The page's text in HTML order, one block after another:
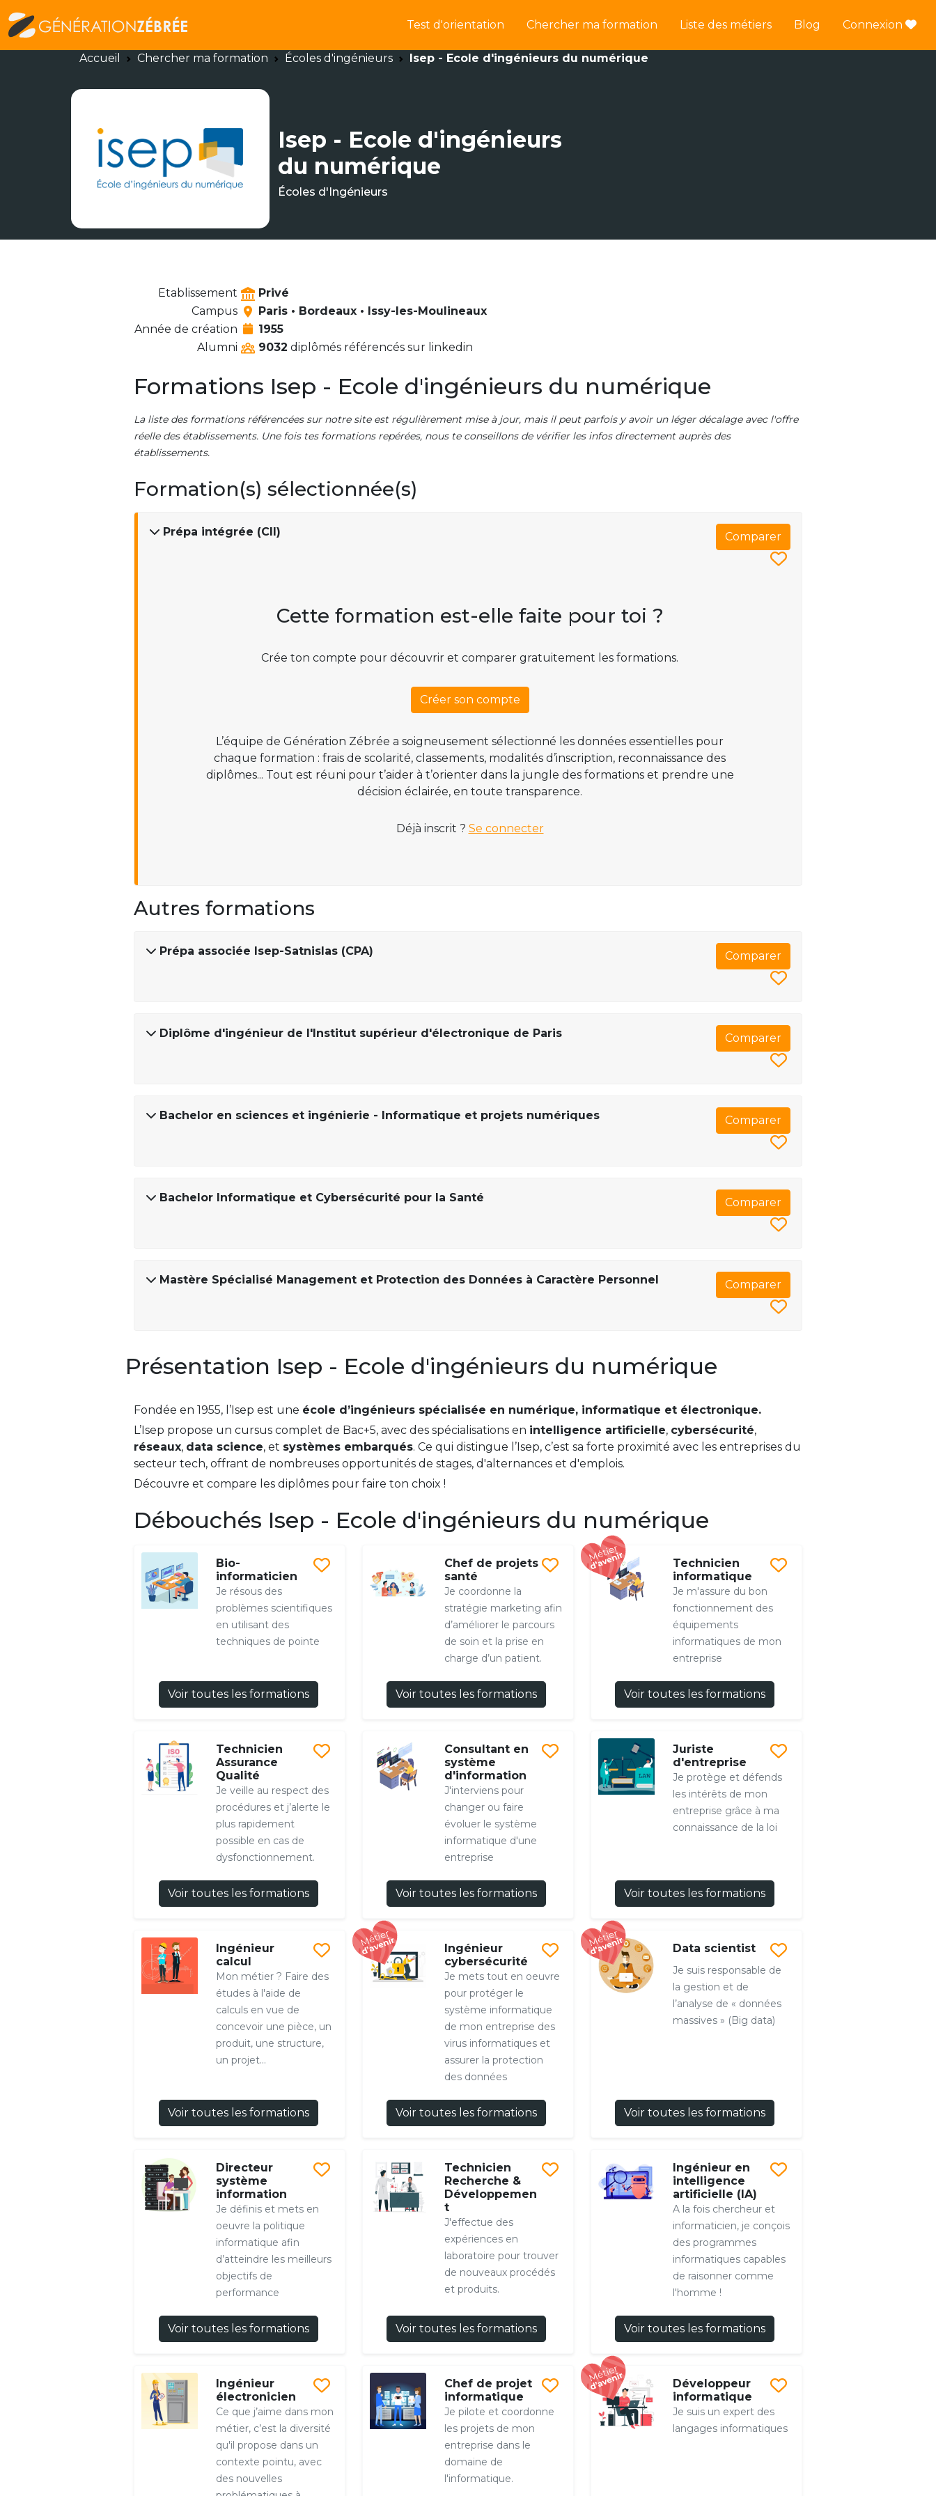
Test d'orientation Chercher ma formation Liste des métiers Blog Connexion
Accueil Chercher ma formation Écoles d'ingénieurs Isep - Ecole d'ingénieurs du numérique
Isep - Ecole d'ingénieurs
du numérique
Écoles d'Ingénieurs
Etablissement
Privé
Campus
Paris • Bordeaux • Issy-les-Moulineaux
Année de création
1955
Alumni
9032 diplômés référencés sur linkedin
Formations Isep - Ecole d'ingénieurs du numérique
La liste des formations référencées sur notre site est régulièrement mise à jour, mais il peut parfois y avoir un léger décalage avec l'offre
réelle des établissements. Une fois tes formations repérées, nous te conseillons de vérifier les infos directement auprès des
établissements.
Formation(s) sélectionnée(s)
Prépa intégrée (CII) Comparer
Cette formation est-elle faite pour toi ?
Crée ton compte pour découvrir et comparer gratuitement les formations.
Créer son compte
L’équipe de Génération Zébrée a soigneusement sélectionné les données essentielles pour
chaque formation : frais de scolarité, classements, modalités d’inscription, reconnaissance des
diplômes... Tout est réuni pour t’aider à t’orienter dans la jungle des formations et prendre une
décision éclairée, en toute transparence.
Déjà inscrit ? Se connecter
Autres formations
Prépa associée Isep-Satnislas (CPA) Comparer
Diplôme d'ingénieur de l'Institut supérieur d'électronique de Paris Comparer
Bachelor en sciences et ingénierie - Informatique et projets numériques Comparer
Bachelor Informatique et Cybersécurité pour la Santé Comparer
Mastère Spécialisé Management et Protection des Données à Caractère Personnel Comparer
Présentation Isep - Ecole d'ingénieurs du numérique
Fondée en 1955, l’Isep est une école d’ingénieurs spécialisée en numérique, informatique et électronique.
L’Isep propose un cursus complet de Bac+5, avec des spécialisations en intelligence artificielle, cybersécurité,
réseaux, data science, et systèmes embarqués. Ce qui distingue l’Isep, c’est sa forte proximité avec les entreprises du
secteur tech, offrant de nombreuses opportunités de stages, d'alternances et d'emplois.
Découvre et compare les diplômes pour faire ton choix !
Débouchés Isep - Ecole d'ingénieurs du numérique
Bio-
informaticien
Je résous des
problèmes scientifiques
en utilisant des
techniques de pointe
Voir toutes les formations
Chef de projets
santé
Je coordonne la
stratégie marketing afin
d’améliorer le parcours
de soin et la prise en
charge d’un patient.
Voir toutes les formations
Technicien
informatique
Je m'assure du bon
fonctionnement des
équipements
informatiques de mon
entreprise
Voir toutes les formations
Technicien
Assurance
Qualité
Je veille au respect des
procédures et j’alerte le
plus rapidement
possible en cas de
dysfonctionnement.
Voir toutes les formations
Consultant en
système
d'information
J'interviens pour
changer ou faire
évoluer le système
informatique d'une
entreprise
Voir toutes les formations
Juriste
d'entreprise
Je protège et défends
les intérêts de mon
entreprise grâce à ma
connaissance de la loi
Voir toutes les formations
Ingénieur
calcul
Mon métier ? Faire des
études à l'aide de
calculs en vue de
concevoir une pièce, un
produit, une structure,
un projet...
Voir toutes les formations
Ingénieur
cybersécurité
Je mets tout en oeuvre
pour protéger le
système informatique
de mon entreprise des
virus informatiques et
assurer la protection
des données
Voir toutes les formations
Data scientist
Je suis responsable de
la gestion et de
l’analyse de « données
massives » (Big data)
Voir toutes les formations
Directeur
système
information
Je définis et mets en
oeuvre la politique
informatique afin
d’atteindre les meilleurs
objectifs de
performance
Voir toutes les formations
Technicien
Recherche &
Développemen
t
J'effectue des
expériences en
laboratoire pour trouver
de nouveaux procédés
et produits.
Voir toutes les formations
Ingénieur en
intelligence
artificielle (IA)
A la fois chercheur et
informaticien, je conçois
des programmes
informatiques capables
de raisonner comme
l'homme !
Voir toutes les formations
Ingénieur
électronicien
Ce que j’aime dans mon
métier, c’est la diversité
qu'il propose dans un
contexte pointu, avec
des nouvelles
Chef de projet
informatique
Je pilote et coordonne
les projets de mon
entreprise dans le
domaine de
l'informatique.
Développeur
informatique
Je suis un expert des
langages informatiques